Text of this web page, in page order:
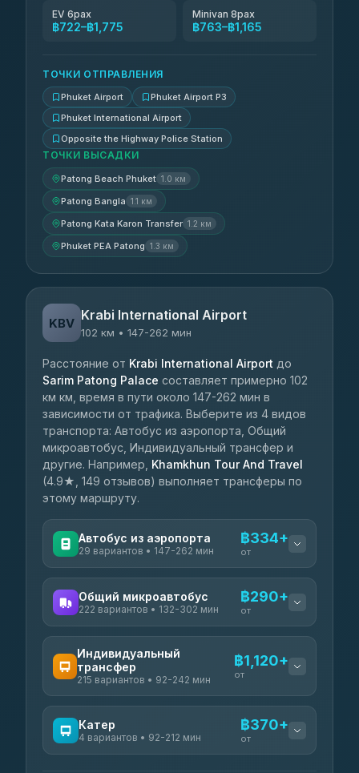
EV 6pax
฿722–฿1,775
Minivan 8pax
฿763–฿1,165
ТОЧКИ ОТПРАВЛЕНИЯ
Phuket Airport
Phuket Airport P3
Phuket International Airport
Opposite the Highway Police Station
ТОЧКИ ВЫСАДКИ
Patong Beach Phuket 1.0 км
Patong Bangla 1.1 км
Patong Kata Karon Transfer 1.2 км
Phuket PEA Patong 1.3 км
KBV Krabi International Airport
102 км • 147-262 мин
Расстояние от Krabi International Airport до
Sarim Patong Palace составляет примерно 102
км км, время в пути около 147-262 мин в
зависимости от трафика. Выберите из 4 видов
транспорта: Автобус из аэропорта, Общий
микроавтобус, Индивидуальный трансфер и
другие. Например, Khamkhun Tour And Travel
(4.9★, 149 отзывов) выполняет трансферы по
этому маршруту.
Автобус из аэропорта
29 вариантов • 147-262 мин
฿334+
от
TransBaanTon ฿334-฿490
Minibus 1996
4.33(302) ฿335
฿362
Общий микроавтобус
222 вариантов • 132-302 мин
฿290+
от
Good Luck Lanta Tour
4.12(495) ฿290-฿410
4.30(8,734) ฿310
Индивидуальный
трансфер
215 вариантов • 92-242 мин
฿1,120+
от
Koh Yao Sun Smile
Катер
4 вариантов • 92-212 мин
฿370+
от